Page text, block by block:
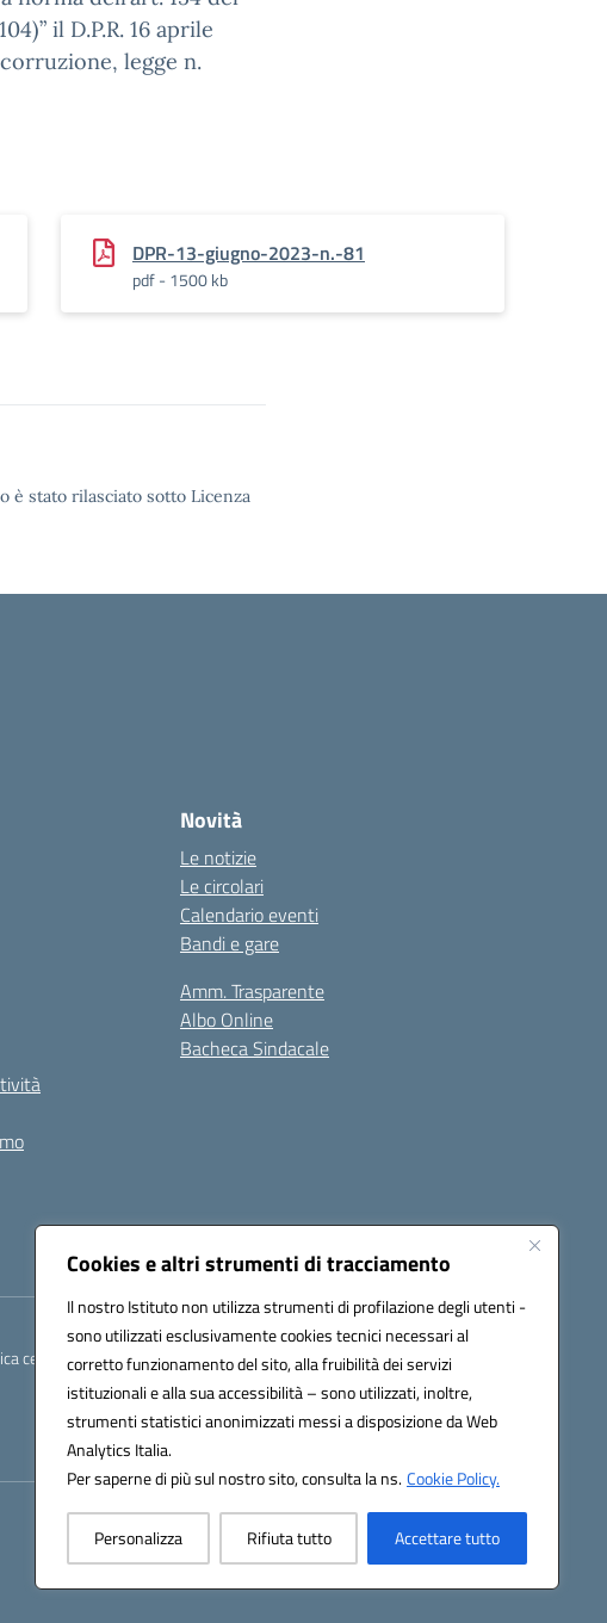
Cookies e altri strumenti di tracciamento
Il nostro Istituto non utilizza strumenti di profilazione degli utenti -
sono utilizzati esclusivamente cookies tecnici necessari al
corretto funzionamento del sito, alla fruibilità dei servizi
istituzionali e alla sua accessibilità – sono utilizzati, inoltre,
strumenti statistici anonimizzati messi a disposizione da Web
Analytics Italia.
Per saperne di più sul nostro sito, consulta la ns.Cookie Policy.
Personalizza Rifiuta tutto Accettare tutto
il D.P.R. 16 aprile
legge n.
DPR-13-giugno-2023-n.-81
pdf - 1500 kb
è stato rilasciato sotto Licenza
Novità
Le notizie
Le circolari
Calendario eventi
Bandi e gare
Amm. Trasparente
Albo Online
Bacheca Sindacale
Seguici su:
certificata (PEC):fgps010008@pec.istruzione.it